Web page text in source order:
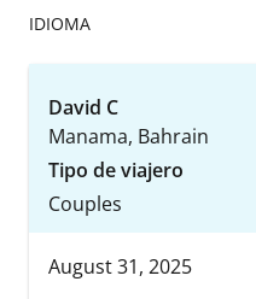
IDIOMA
David C
Manama, Bahrain
Tipo de viajero
Couples
August 31, 2025